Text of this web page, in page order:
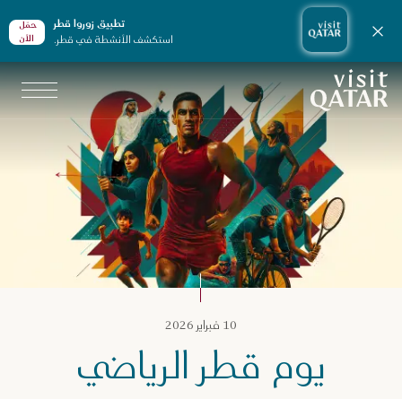
تطبيق زوروا قطر
استكشف الأنشطة في قطر.
حمّل
الأن
إغلاق الإشعارات
الصفحة الرئيسية لموقع VisitQatar
10 فبراير 2026
يوم قطر الرياضي